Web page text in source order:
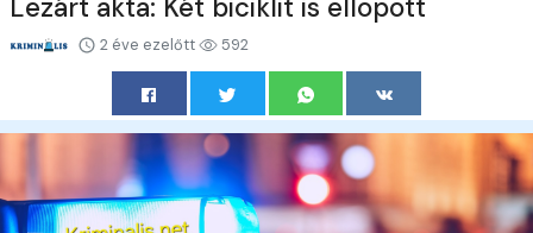
Lezárt akta: Két biciklit is ellopott
2 éve ezelőtt 592